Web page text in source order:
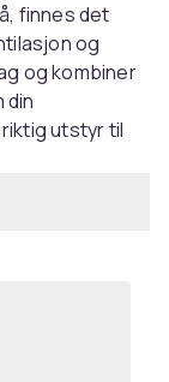
finnes det
og
og kombiner
din
utstyr til